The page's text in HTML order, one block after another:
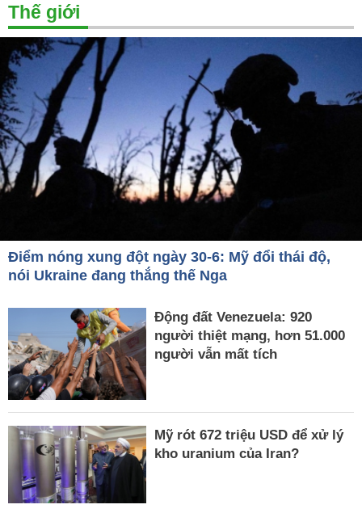
Thế giới
Điểm nóng xung đột ngày 30-6: Mỹ đổi thái độ,
nói Ukraine đang thắng thế Nga
Động đất Venezuela: 920
người thiệt mạng, hơn 51.000
người vẫn mất tích
Mỹ rót 672 triệu USD để xử lý
kho uranium của Iran?